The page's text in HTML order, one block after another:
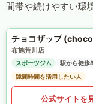
間帯や続けやすい環
チョコザップ
布施荒川店
スポーツジム
駅から徒歩
隙間時間を活用したい人
公式サイトを